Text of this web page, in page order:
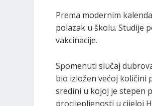
Prema modernim
polazak u školu. Studije
vakcinacije.
Spomenuti slučaj
bio izložen većoj količini
sredini u kojoj je stepen
procijepljenosti u cijeloj